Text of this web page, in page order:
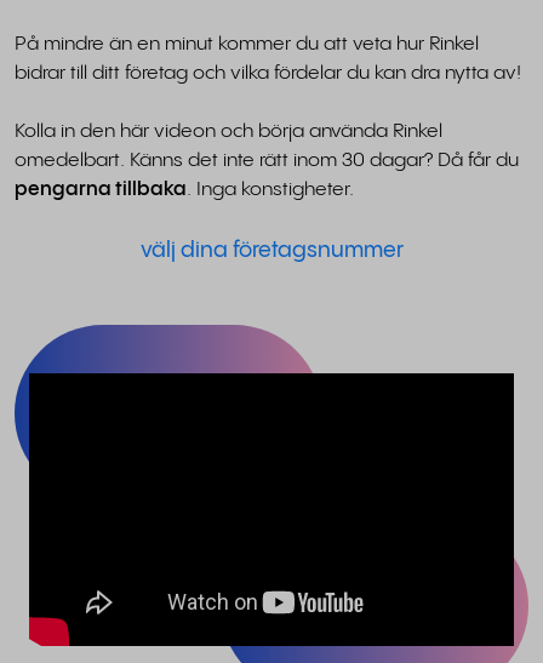
På mindre än en minut kommer du att veta hur Rinkel
bidrar till ditt företag och vilka fördelar du kan dra nytta av!
Kolla in den här videon och börja använda Rinkel
omedelbart. Känns det inte rätt inom 30 dagar? Då får du
pengarna tillbaka. Inga konstigheter.
välj dina företagsnummer